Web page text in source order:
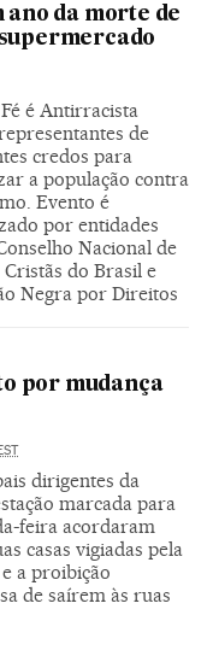
da morte de
é Antirracista
de
credos para
a população contra
Evento é
por entidades
Nacional de
do Brasil e
Negra por Direitos
por mudança
dirigentes da
marcada para
feira acordaram
casas vigiadas pela
a proibição
de saírem às ruas